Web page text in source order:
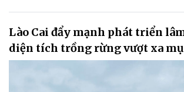
Lào Cai đẩy mạnh phát triển
diện tích trồng rừng vượt xa